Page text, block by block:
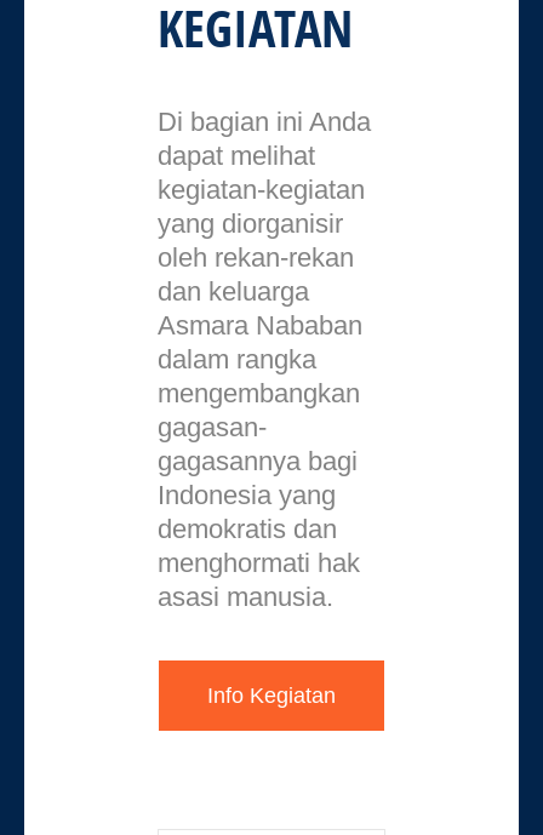
KEGIATAN
Di bagian ini Anda
dapat melihat
kegiatan-kegiatan
yang diorganisir
oleh rekan-rekan
dan keluarga
Asmara Nababan
dalam rangka
mengembangkan
gagasan-
gagasannya bagi
Indonesia yang
demokratis dan
menghormati hak
asasi manusia.
Info Kegiatan